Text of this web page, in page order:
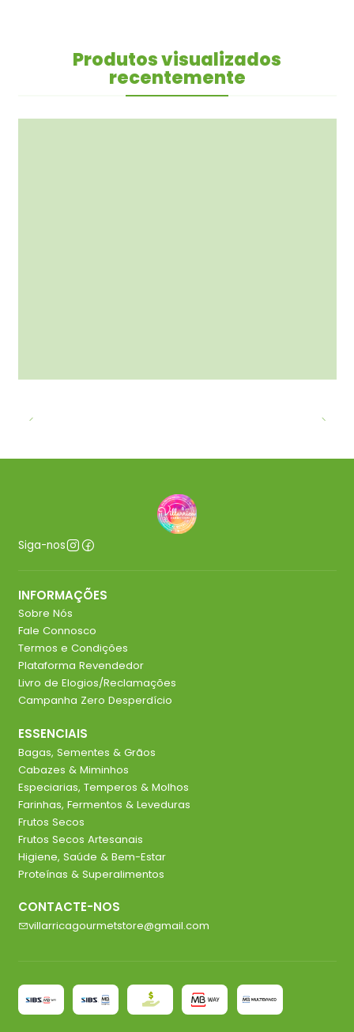
Produtos visualizados
recentemente
Siga-nos
INFORMAÇÕES
Sobre Nós
Fale Connosco
Termos e Condições
Plataforma Revendedor
Livro de Elogios/Reclamações
Campanha Zero Desperdício
ESSENCIAIS
Bagas, Sementes & Grãos
Cabazes & Miminhos
Especiarias, Temperos & Molhos
Farinhas, Fermentos & Leveduras
Frutos Secos
Frutos Secos Artesanais
Higiene, Saúde & Bem-Estar
Proteínas & Superalimentos
CONTACTE-NOS
villarricagourmetstore@gmail.com